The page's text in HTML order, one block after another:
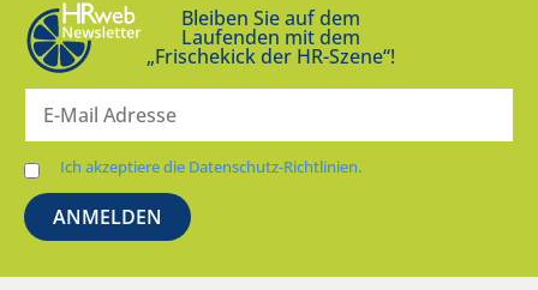
Bleiben Sie auf dem
Laufenden mit dem
„Frischekick der HR-Szene“!
Ich akzeptiere die Datenschutz-Richtlinien.